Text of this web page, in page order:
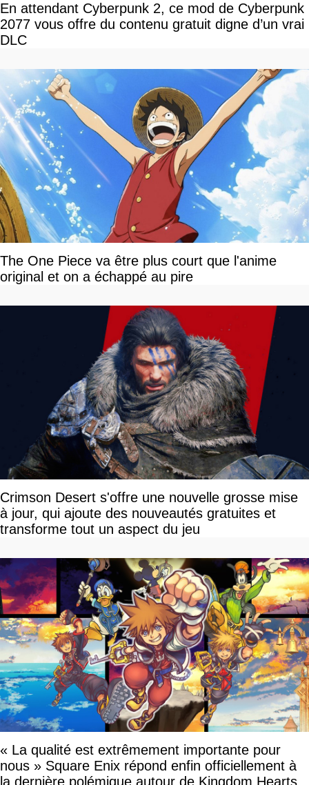
En attendant Cyberpunk 2, ce mod de Cyberpunk
2077 vous offre du contenu gratuit digne d’un vrai
DLC
The One Piece va être plus court que l'anime
original et on a échappé au pire
Crimson Desert s'offre une nouvelle grosse mise
à jour, qui ajoute des nouveautés gratuites et
transforme tout un aspect du jeu
« La qualité est extrêmement importante pour
nous » Square Enix répond enfin officiellement à
la dernière polémique autour de Kingdom Hearts